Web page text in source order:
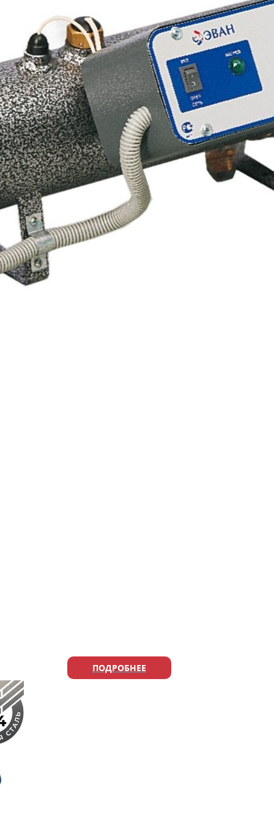
ПОДРОБНЕЕ